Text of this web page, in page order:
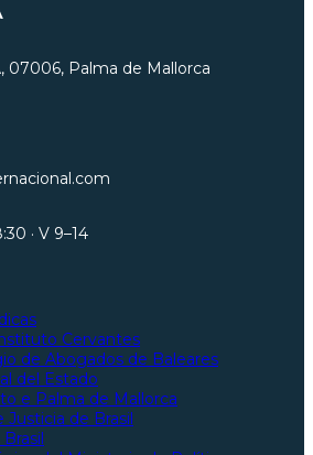
07006, Palma de Mallorca
· V 9–14
Cervantes
de Abogados de Baleares
del Estado
e Palma de Mallorca
Justicia de Brasil